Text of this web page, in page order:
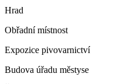
Hrad
Obřadní místnost
Expozice pivovarnictví
Budova úřadu městyse